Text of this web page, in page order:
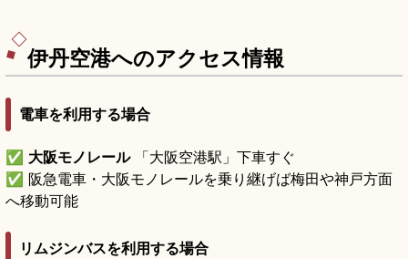
伊丹空港へのアクセス情報
電車を利用する場合
✅ 大阪モノレール「大阪空港駅」下車すぐ
✅ 阪急電車・大阪モノレールを乗り継げば梅田や神戸方面
へ移動可能
リムジンバスを利用する場合